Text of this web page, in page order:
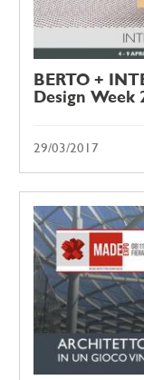
BERTO +
Design Week
29/03/2017